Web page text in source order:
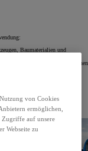
Baumaterialien und
Paketen und Waren in städtischen
erbringen, wie z.B.
von Cookies
ermöglichen,
Zugriffe auf unsere
Webseite zu